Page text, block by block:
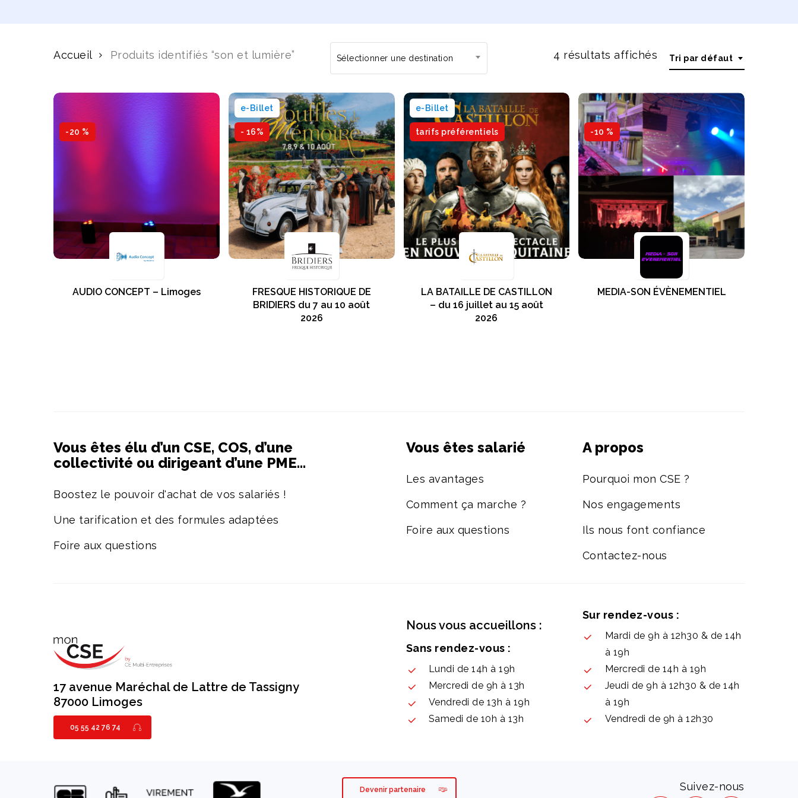
Tri par défaut
4 résultats affichés
Accueil Produits identifiés “son et lumière” Sélectionner une destination
-20 %
AUDIO CONCEPT – Limoges
- 16%
e-Billet
FRESQUE HISTORIQUE DE
BRIDIERS du 7 au 10 août
2026
tarifs préférentiels
e-Billet
LA BATAILLE DE CASTILLON
– du 16 juillet au 15 août
2026
-10 %
MEDIA-SON ÉVÈNEMENTIEL
Vous êtes élu d’un CSE, COS, d’une
collectivité ou dirigeant d’une PME…
Boostez le pouvoir d'achat de vos salariés !
Une tarification et des formules adaptées
Foire aux questions
Vous êtes salarié
Les avantages
Comment ça marche ?
Foire aux questions
A propos
Pourquoi mon CSE ?
Nos engagements
Ils nous font confiance
Contactez-nous
17 avenue Maréchal de Lattre de Tassigny
87000 Limoges
05 55 42 76 74
Nous vous accueillons :
Sans rendez-vous :
Lundi de 14h à 19h
Mercredi de 9h à 13h
Vendredi de 13h à 19h
Samedi de 10h à 13h
Sur rendez-vous :
Mardi de 9h à 12h30 & de 14h
à 19h
Mercredi de 14h à 19h
Jeudi de 9h à 12h30 & de 14h
à 19h
Vendredi de 9h à 12h30
Devenir partenaire Suivez-nous